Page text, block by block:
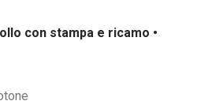
con stampa e ricamo •